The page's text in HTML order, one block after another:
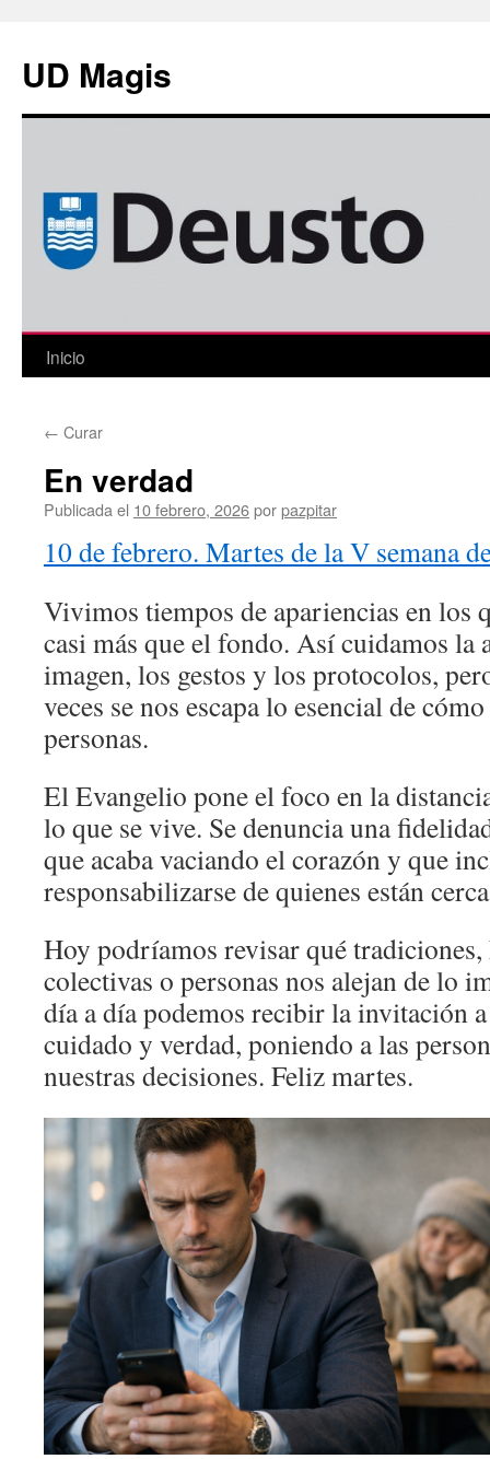
contenido
UD Magis
Inicio
← Curar
En verdad
Publicada el 10 febrero, 2026porpazpitar
10 de febrero. Martes de la V semana
Vivimos tiempos de apariencias en los
casi más que el fondo. Así cuidamos la
imagen, los gestos y los protocolos,
veces se nos escapa lo esencial de
personas.
El Evangelio pone el foco en la
lo que se vive. Se denuncia una
que acaba vaciando el corazón y que
responsabilizarse de quienes están
Hoy podríamos revisar qué tradiciones,
colectivas o personas nos alejan de lo
día a día podemos recibir la invitación
cuidado y verdad, poniendo a las
nuestras decisiones. Feliz martes.